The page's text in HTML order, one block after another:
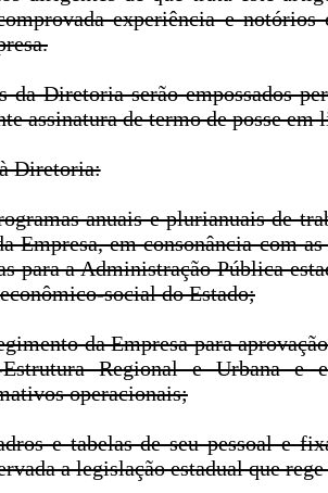
experiência e notórios
da Diretoria serão empossados
assinatura de termo de posse
Diretoria:
anuais e plurianuais de
Empresa, em consonância com
para a Administração Pública
social do Estado;
da Empresa para
Regional e Urbana e
operacionais;
e tabelas de seu pessoal e
a legislação estadual que